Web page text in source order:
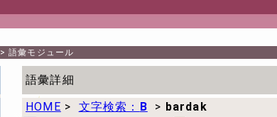
>語彙モジュール
語彙詳細
HOME > 文字検索： B > bardak